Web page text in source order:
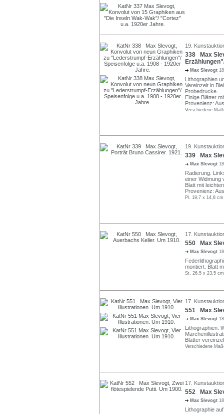
19.
338 Max
Max Slevogt
Lithographien
Vereinzelt in
Probedrucke.
Einige Blätter
Provenienz:
Verschiedene
19.
339 Max
Max Slevogt
Radierung.
einer Widmung
Blatt mit
Provenienz:
Pl. 19,7 x 14,8
17.
550 Max
Max Slevogt
montiert. Blatt
St. 26,5 x 23,5
17.
551 Max
Max Slevogt
Lithographien.
Blätter
Verschiedene
17.
552 Max
Max Slevogt
Lithographie